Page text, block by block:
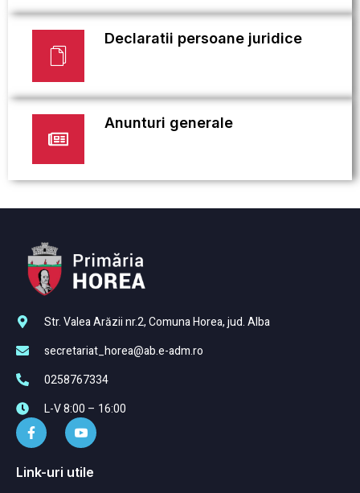
Declaratii persoane juridice
Anunturi generale
Str. Valea Arăzii nr.2, Comuna Horea, jud. Alba
secretariat_horea@ab.e-adm.ro
0258767334
L-V 8:00 – 16:00
Link-uri utile